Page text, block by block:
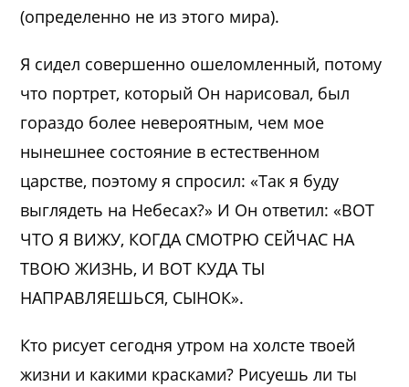
(определенно не из этого мира).
Я сидел совершенно ошеломленный, потому
что портрет, который Он нарисовал, был
гораздо более невероятным, чем мое
нынешнее состояние в естественном
царстве, поэтому я спросил: «Так я буду
выглядеть на Небесах?» И Он ответил: «ВОТ
ЧТО Я ВИЖУ, КОГДА СМОТРЮ СЕЙЧАС НА
ТВОЮ ЖИЗНЬ, И ВОТ КУДА ТЫ
НАПРАВЛЯЕШЬСЯ, СЫНОК».
Кто рисует сегодня утром на холсте твоей
жизни и какими красками? Рисуешь ли ты